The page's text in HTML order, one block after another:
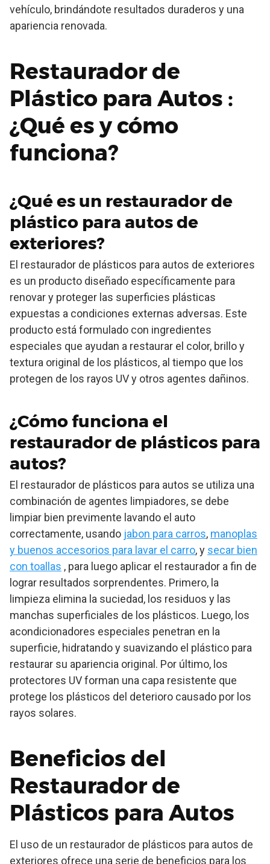
vehículo, brindándote resultados duraderos y una
apariencia renovada.
Restaurador de
Plástico para Autos :
¿Qué es y cómo
funciona?
¿Qué es un restaurador de
plástico para autos de
exteriores?
El restaurador de plásticos para autos de exteriores
es un producto diseñado específicamente para
renovar y proteger las superficies plásticas
expuestas a condiciones externas adversas. Este
producto está formulado con ingredientes
especiales que ayudan a restaurar el color, brillo y
textura original de los plásticos, al tiempo que los
protegen de los rayos UV y otros agentes dañinos.
¿Cómo funciona el
restaurador de plásticos para
autos?
El restaurador de plásticos para autos se utiliza una
combinación de agentes limpiadores, se debe
limpiar bien previmente lavando el auto
correctamente, usando jabon para carros, manoplas
y buenos accesorios para lavar el carro, y secar bien
con toallas , para luego aplicar el restaurador a fin de
lograr resultados sorprendentes. Primero, la
limpieza elimina la suciedad, los residuos y las
manchas superficiales de los plásticos. Luego, los
acondicionadores especiales penetran en la
superficie, hidratando y suavizando el plástico para
restaurar su apariencia original. Por último, los
protectores UV forman una capa resistente que
protege los plásticos del deterioro causado por los
rayos solares.
Beneficios del
Restaurador de
Plásticos para Autos
El uso de un restaurador de plásticos para autos de
exteriores ofrece una serie de beneficios para los